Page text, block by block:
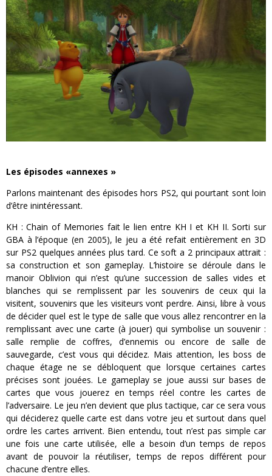
Les épisodes «annexes »
Parlons maintenant des épisodes hors PS2, qui pourtant sont loin
d’être inintéressant.
KH : Chain of Memories fait le lien entre KH I et KH II. Sorti sur
GBA à l’époque (en 2005), le jeu a été refait entièrement en 3D
sur PS2 quelques années plus tard. Ce soft a 2 principaux attrait :
sa construction et son gameplay. L’histoire se déroule dans le
manoir Oblivion qui n’est qu’une succession de salles vides et
blanches qui se remplissent par les souvenirs de ceux qui la
visitent, souvenirs que les visiteurs vont perdre. Ainsi, libre à vous
de décider quel est le type de salle que vous allez rencontrer en la
remplissant avec une carte (à jouer) qui symbolise un souvenir :
salle remplie de coffres, d’ennemis ou encore de salle de
sauvegarde, c’est vous qui décidez. Mais attention, les boss de
chaque étage ne se débloquent que lorsque certaines cartes
précises sont jouées. Le gameplay se joue aussi sur bases de
cartes que vous jouerez en temps réel contre les cartes de
l’adversaire. Le jeu n’en devient que plus tactique, car ce sera vous
qui déciderez quelle carte est dans votre jeu et surtout dans quel
ordre les cartes arrivent. Bien entendu, tout n’est pas simple car
une fois une carte utilisée, elle a besoin d’un temps de repos
avant de pouvoir la réutiliser, temps de repos différent pour
chacune d’entre elles.